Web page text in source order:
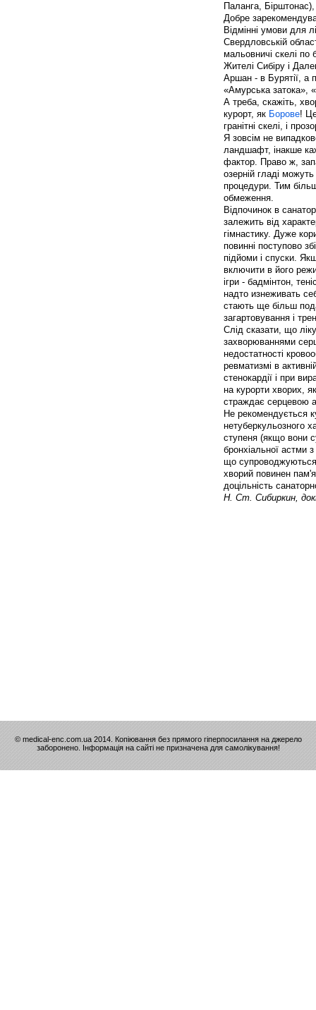
Паланга,
Добре
Відмінні умови для
Свердловській
мальовничі скелі по
Жителі Сибіру і
Аршан - в Бурятії, а
«Амурська затока»,
А треба, скажіть,
курорт, як Борове!
гранітні скелі, і
Я зовсім не
ландшафт, інакше
фактор. Право ж,
озерній гладі
процедури. Тим
обмеження.
Відпочинок в
залежить від
гімнастику. Дуже
повинні поступово
підйоми і спуски.
включити в його
ігри - бадмінтон,
надто изнеживать
стають ще більш
загартовування і
Слід сказати, що
захворюваннями
недостатності
ревматизмі в
стенокардії і при
на курорти хворих,
страждає серцевою
Не рекомендується
нетуберкульозного
ступеня (якщо вони
бронхіальної астми
що
хворий повинен
доцільність
Н. Ст. Сибиркин,
© medical-enc.com.ua 2014. Копіювання без прямого гіперпосилання на джерело
заборонено. Інформація на сайті не призначена для самолікування!